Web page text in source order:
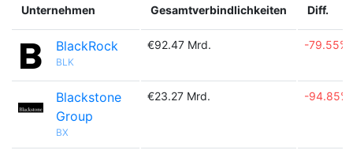
Unternehmen Gesamtverbindlichkeiten Diff.
BlackRock
BLK
€92.47 Mrd. -79.55%
Blackstone
Group
BX
€23.27 Mrd. -94.85%